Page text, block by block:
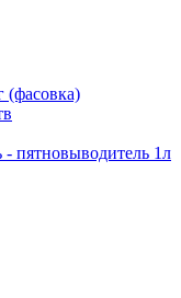
(фасовка)